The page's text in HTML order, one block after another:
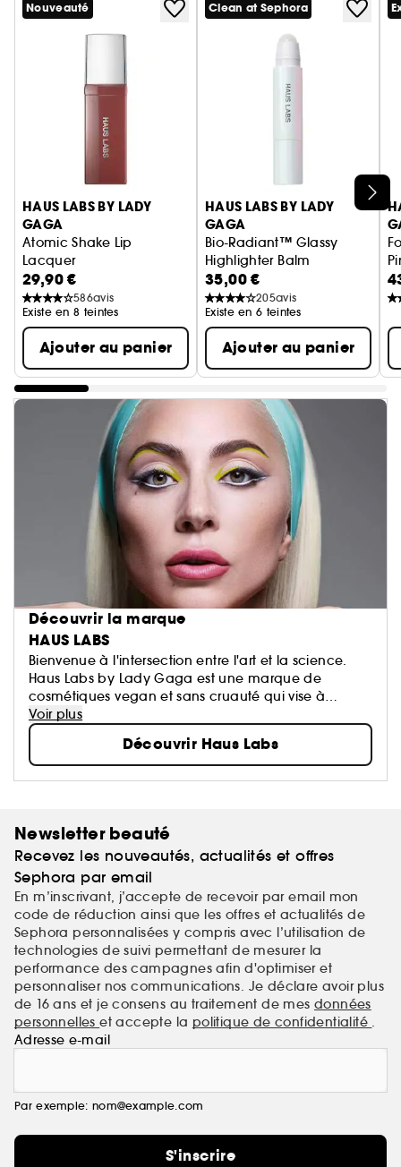
Nouveauté
HAUS LABS BY LADY
GAGA
Atomic Shake Lip
Lacquer
Rouge à Lèvres Fini Laqué
29,90 €
586avis
Existe en 8 teintes
Ajouter au panier
Clean at Sephora
HAUS LABS BY LADY
GAGA
Bio-Radiant™ Glassy
Highlighter Balm
Baume enlumineur visage
35,00 €
205avis
Existe en 6 teintes
Ajouter au panier
Découvrir la marque
HAUS LABS
Bienvenue à l'intersection entre l'art et la science.
Haus Labs by Lady Gaga est une marque de
cosmétiques vegan et sans cruauté qui vise à
répandre la bienveillance, la bravoure et la
créativité par le biais d'un maquillage de haute
technologie, à haute pigmentation et de haute
performance pour tous.
Voir plus
Découvrir Haus Labs
Newsletter beauté
Recevez les nouveautés, actualités et offres
Sephora par email
En m’inscrivant, j’accepte de recevoir par email mon
code de réduction ainsi que les offres et actualités de
Sephora personnalisées y compris avec l’utilisation de
technologies de suivi permettant de mesurer la
performance des campagnes afin d'optimiser et
personnaliser nos communications. Je déclare avoir plus
de 16 ans et je consens au traitement de mes données
personnelleset accepte la politique de confidentialité .
Adresse e-mail
Par exemple: nom@example.com
S'inscrire